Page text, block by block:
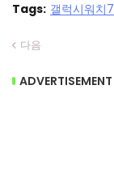
Tags: 갤럭시워치7
다음
ADVERTISEMENT